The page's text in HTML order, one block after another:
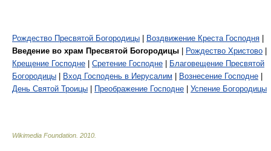
Рождество Пресвятой Богородицы Воздвижение Креста Господня
Введение во храм Пресвятой Богородицы
Рождество Христово
Крещение Господне
Сретение Господне
Благовещение Пресвятой
Богородицы
Вход Господень в Иерусалим Вознесение Господне
День Святой Троицы
Преображение Господне Успение Богородицы
Wikimedia Foundation 2010